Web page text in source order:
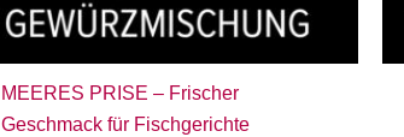
MEERES PRISE – Frischer
Geschmack für Fischgerichte